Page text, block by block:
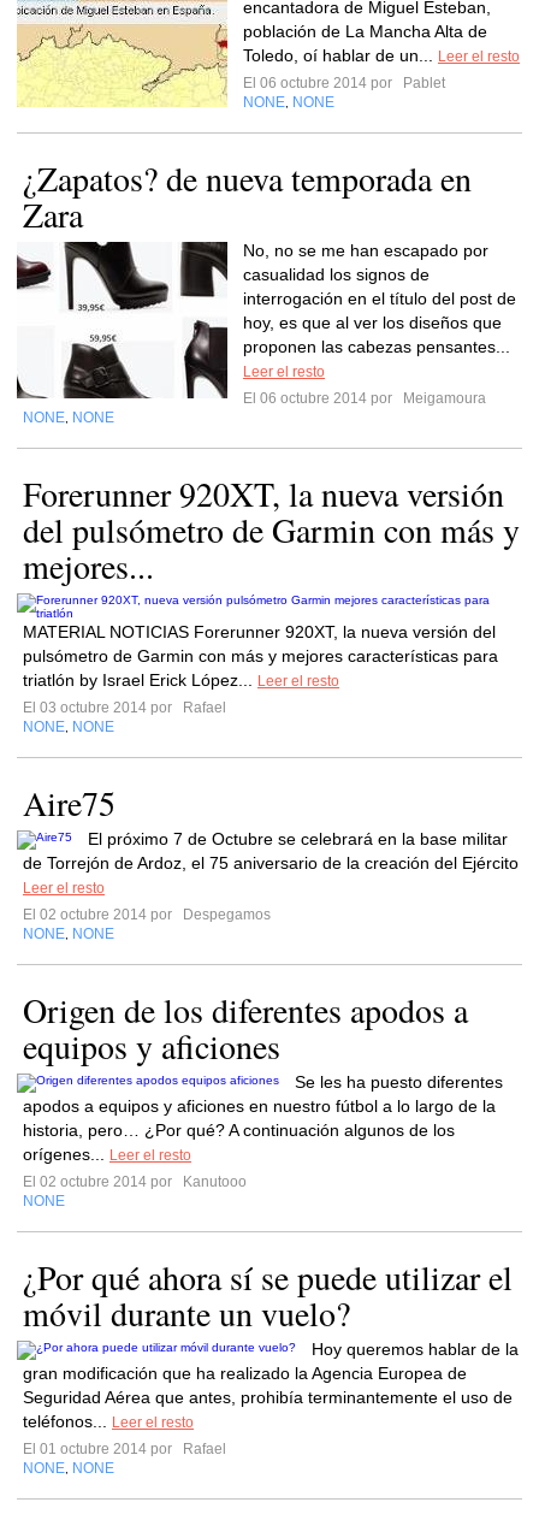
encantadora de Miguel Esteban,
población de La Mancha Alta de
Toledo, oí hablar de un...
Leer el resto
El 06 octubre 2014 por
Pablet
NONE NONE
¿Zapatos? de nueva temporada en
Zara
No, no se me han escapado por
casualidad los signos de
interrogación en el título del post de
hoy, es que al ver los diseños que
proponen las cabezas pensantes...
Leer el resto
El 06 octubre 2014 por
Meigamoura
NONE NONE
Forerunner 920XT, la nueva versión
del pulsómetro de Garmin con más y
mejores...
MATERIAL NOTICIAS Forerunner 920XT, la nueva versión del
pulsómetro de Garmin con más y mejores características para
triatlón by Israel Erick López...
Leer el resto
El 03 octubre 2014 por
Rafael
NONE NONE
Aire75
El próximo 7 de Octubre se celebrará en la base militar
de Torrejón de Ardoz, el 75 aniversario de la creación del Ejército
Leer el resto
El 02 octubre 2014 por
Despegamos
NONE NONE
Origen de los diferentes apodos a
equipos y aficiones
Se les ha puesto diferentes
apodos a equipos y aficiones en nuestro fútbol a lo largo de la
historia, pero… ¿Por qué? A continuación algunos de los
orígenes...
Leer el resto
El 02 octubre 2014 por
Kanutooo
NONE
¿Por qué ahora sí se puede utilizar el
móvil durante un vuelo?
Hoy queremos hablar de la
gran modificación que ha realizado la Agencia Europea de
Seguridad Aérea que antes, prohibía terminantemente el uso de
teléfonos...
Leer el resto
El 01 octubre 2014 por
Rafael
NONE NONE